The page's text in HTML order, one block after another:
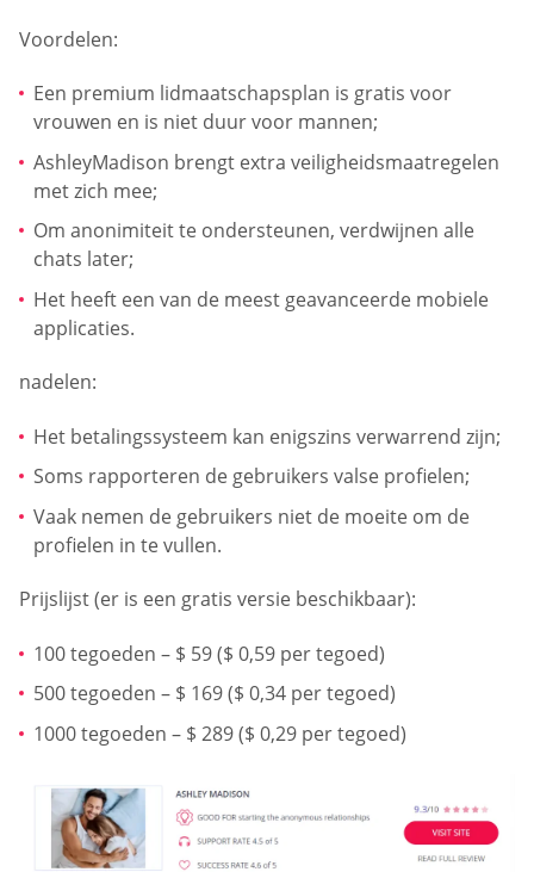
Voordelen:
Een premium lidmaatschapsplan is gratis voor
vrouwen en is niet duur voor mannen;
AshleyMadison brengt extra veiligheidsmaatregelen
met zich mee;
Om anonimiteit te ondersteunen, verdwijnen alle
chats later;
Het heeft een van de meest geavanceerde mobiele
applicaties.
nadelen:
Het betalingssysteem kan enigszins verwarrend zijn;
Soms rapporteren de gebruikers valse profielen;
Vaak nemen de gebruikers niet de moeite om de
profielen in te vullen.
Prijslijst (er is een gratis versie beschikbaar):
100 tegoeden – $ 59 ($ 0,59 per tegoed)
500 tegoeden – $ 169 ($ 0,34 per tegoed)
1000 tegoeden – $ 289 ($ 0,29 per tegoed)